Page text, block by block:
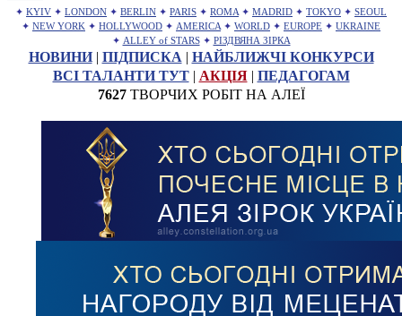
✦ KYIV ✦ LONDON ✦ BERLIN ✦ PARIS ✦ ROMA ✦ MADRID ✦ TOKYO ✦ SEOUL
✦ NEW YORK ✦ HOLLYWOOD ✦ AMERICA ✦ WORLD ✦ EUROPE ✦ UKRAINE
✦ ALLEY of STARS ✦ РІЗДВЯНА ЗІРКА
НОВИНИ| ПІДПИСКА | НАЙБЛИЖЧІ КОНКУРСИ
ВСІ ТАЛАНТИ ТУТ| АКЦІЯ| ПЕДАГОГАМ
7627ТВОРЧИХ РОБІТ НА АЛЕЇ